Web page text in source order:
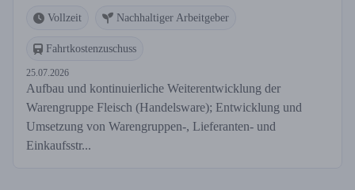
Vollzeit Nachhaltiger Arbeitgeber
Fahrtkostenzuschuss
25.07.2026
Aufbau und kontinuierliche Weiterentwicklung der
Warengruppe Fleisch (Handelsware); Entwicklung und
Umsetzung von Warengruppen-, Lieferanten- und
Einkaufsstr...